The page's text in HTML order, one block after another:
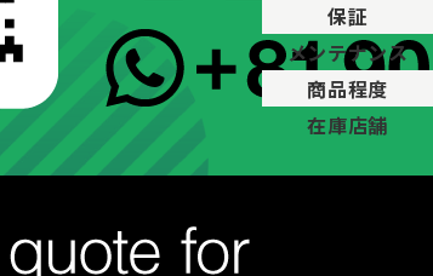
保証
メンテナンス
商品程度
在庫店舗